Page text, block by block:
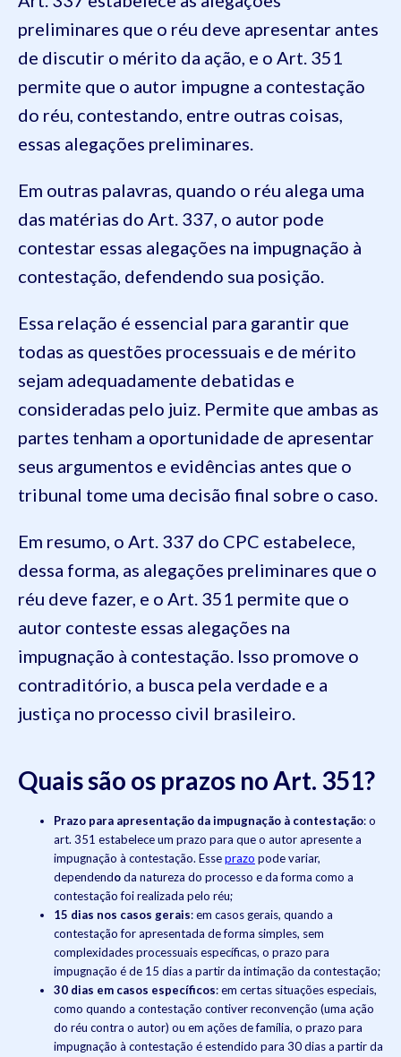
preliminares que o réu deve apresentar antes
de discutir o mérito da ação, e o Art. 351
permite que o autor impugne a contestação
do réu, contestando, entre outras coisas,
essas alegações preliminares.
Em outras palavras, quando o réu alega uma
das matérias do Art. 337, o autor pode
contestar essas alegações na impugnação à
contestação, defendendo sua posição.
Essa relação é essencial para garantir que
todas as questões processuais e de mérito
sejam adequadamente debatidas e
consideradas pelo juiz. Permite que ambas as
partes tenham a oportunidade de apresentar
seus argumentos e evidências antes que o
tribunal tome uma decisão final sobre o caso.
Em resumo, o Art. 337 do CPC estabelece,
dessa forma, as alegações preliminares que o
réu deve fazer, e o Art. 351 permite que o
autor conteste essas alegações na
impugnação à contestação. Isso promove o
contraditório, a busca pela verdade e a
justiça no processo civil brasileiro.
Quais são os prazos no Art. 351?
Prazo para apresentação da impugnação à contestação: o
art. 351 estabelece um prazo para que o autor apresente a
impugnação à contestação. Esseprazo pode variar,
dependendoda natureza do processo e da forma como a
contestação foi realizada pelo réu;
15 dias nos casos gerais: em casos gerais, quando a
contestação for apresentada de forma simples, sem
complexidades processuais específicas, o prazo para
impugnação é de 15 dias a partir da intimação da contestação;
30 dias em casos específicos: em certas situações especiais,
como quando a contestação contiver reconvenção (uma ação
do réu contra o autor) ou em ações de família, o prazo para
impugnação à contestação é estendido para 30 dias a partir da